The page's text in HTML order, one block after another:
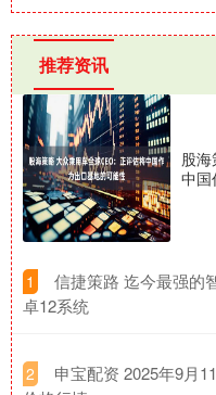
推荐资讯
股
中国
1
信捷策路 迄今最强的
卓12系统
2
申宝配资 2025年9月